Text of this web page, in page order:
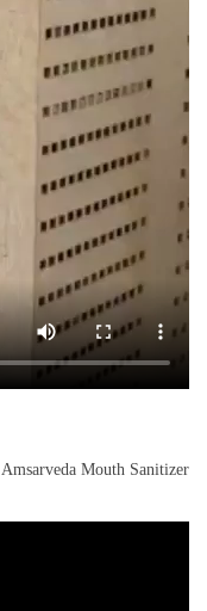
Amsarveda Mouth Sanitizer